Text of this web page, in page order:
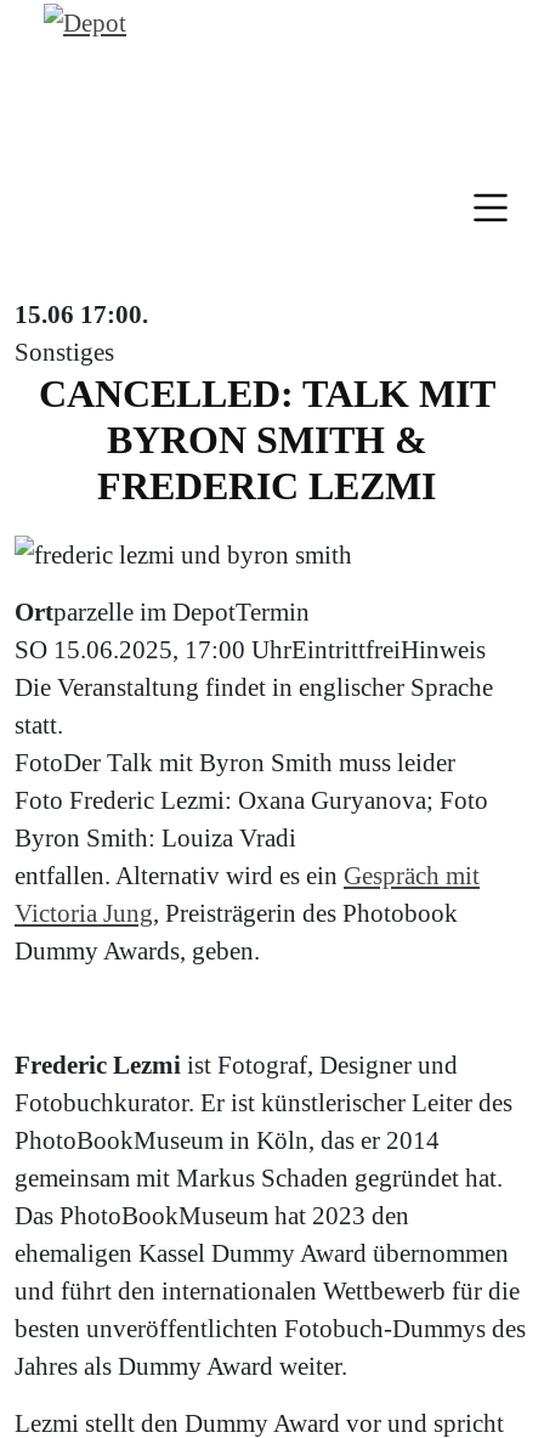
15.06 17:00.
Sonstiges
CANCELLED: TALK MIT
BYRON SMITH &
FREDERIC LEZMI
Ortparzelle im DepotTermin
SO 15.06.2025, 17:00 UhrEintrittfreiHinweis
Die Veranstaltung findet in englischer Sprache
statt.
Foto
Foto Frederic Lezmi: Oxana Guryanova; Foto
Byron Smith: Louiza Vradi
Der Talk mit Byron Smith muss leider
entfallen. Alternativ wird es ein Gespräch mit
Victoria Jung, Preisträgerin des Photobook
Dummy Awards, geben.
Frederic Lezmi ist Fotograf, Designer und
Fotobuchkurator. Er ist künstlerischer Leiter des
PhotoBookMuseum in Köln, das er 2014
gemeinsam mit Markus Schaden gegründet hat.
Das PhotoBookMuseum hat 2023 den
ehemaligen Kassel Dummy Award übernommen
und führt den internationalen Wettbewerb für die
besten unveröffentlichten Fotobuch-Dummys des
Jahres als Dummy Award weiter.
Lezmi stellt den Dummy Award vor und spricht